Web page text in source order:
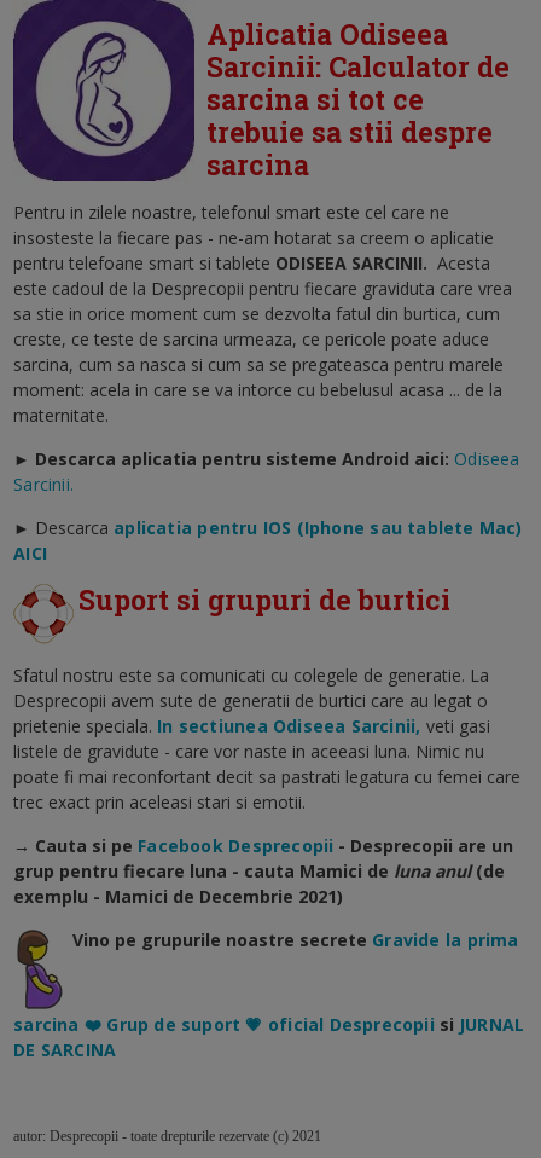
Aplicatia Odiseea
Sarcinii: Calculator de
sarcina si tot ce
trebuie sa stii despre
sarcina
Pentru in zilele noastre, telefonul smart este cel care ne
insosteste la fiecare pas - ne-am hotarat sa creem o aplicatie
pentru telefoane smart si tablete ODISEEA SARCINII. Acesta
este cadoul de la Desprecopii pentru fiecare graviduta care vrea
sa stie in orice moment cum se dezvolta fatul din burtica, cum
creste, ce teste de sarcina urmeaza, ce pericole poate aduce
sarcina, cum sa nasca si cum sa se pregateasca pentru marele
moment: acela in care se va intorce cu bebelusul acasa ... de la
maternitate.
► Descarca aplicatia pentru sisteme Android aici: Odiseea
Sarcinii.
► Descarca aplicatia pentru IOS (Iphone sau tablete Mac)
AICI
Suport si grupuri de burtici
Sfatul nostru este sa comunicati cu colegele de generatie. La
Desprecopii avem sute de generatii de burtici care au legat o
prietenie speciala. In sectiunea Odiseea Sarcinii, veti gasi
listele de gravidute - care vor naste in aceeasi luna. Nimic nu
poate fi mai reconfortant decit sa pastrati legatura cu femei care
trec exact prin aceleasi stari si emotii.
→ Cauta si pe Facebook Desprecopii - Desprecopii are un
grup pentru fiecare luna - cauta Mamici de luna anul (de
exemplu - Mamici de Decembrie 2021)
Vino pe grupurile noastre secrete Gravide la prima
sarcina ❤️ Grup de suport 💗 oficial Desprecopii si JURNAL
DE SARCINA
autor: Desprecopii - toate drepturile rezervate (c) 2021